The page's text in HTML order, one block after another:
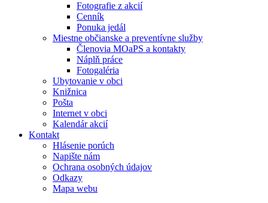
Fotografie z akcií
Cenník
Ponuka jedál
Miestne občianske a preventívne služby
Členovia MOaPS a kontakty
Náplň práce
Fotogaléria
Ubytovanie v obci
Knižnica
Pošta
Internet v obci
Kalendár akcií
Kontakt
Hlásenie porúch
Napište nám
Ochrana osobných údajov
Odkazy
Mapa webu